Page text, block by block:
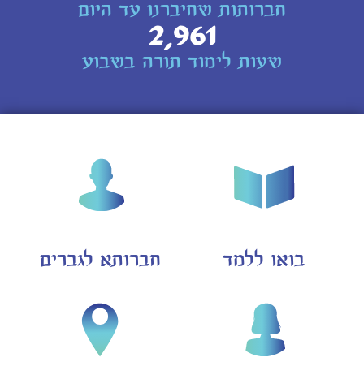
חברותות שחיברנו עד היום
שעות לימוד תורה בשבוע
3,050
בואו ללמד חברותא לגברים